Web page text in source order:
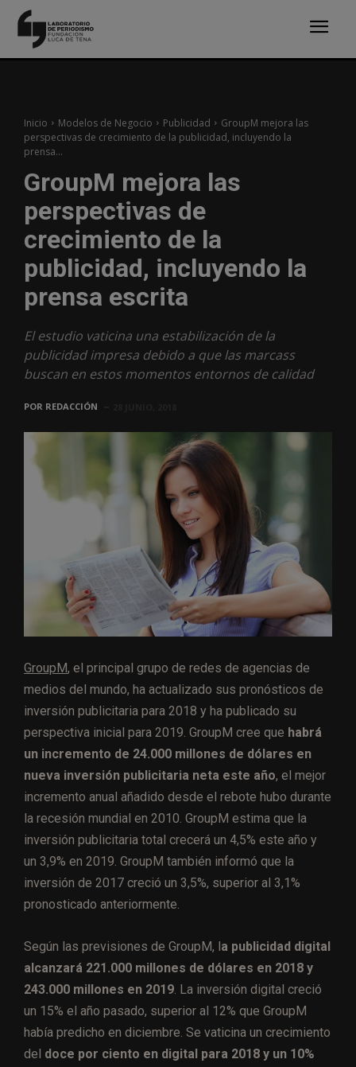
Inicio Modelos de Negocio Publicidad
GroupM mejora las
perspectivas de crecimiento de la publicidad, incluyendo la
prensa...
GroupM mejora las
perspectivas de
crecimiento de la
publicidad, incluyendo la
prensa escrita
El estudio vaticina una estabilización de la
publicidad impresa debido a que las marcass
buscan en estos momentos entornos de calidad
POR REDACCIÓN
GroupM, el principal grupo de redes de agencias de
medios del mundo, ha actualizado sus pronósticos de
inversión publicitaria para 2018 y ha publicado su
perspectiva inicial para 2019. GroupM cree que habrá
un incremento de 24.000 millones de dólares en
nueva inversión publicitaria neta este año, el mejor
incremento anual añadido desde el rebote hubo durante
la recesión mundial en 2010. GroupM estima que la
inversión publicitaria total crecerá un 4,5% este año y
un 3,9% en 2019. GroupM también informó que la
inversión de 2017 creció un 3,5%, superior al 3,1%
pronosticado anteriormente.
Según las previsiones de GroupM, l a publicidad digital
alcanzará 221.000 millones de dólares en 2018 y
243.000 millones en 2019. La inversión digital creció
un 15% el año pasado, superior al 12% que GroupM
había predicho en diciembre. Se vaticina un crecimiento
del doce por ciento en digital para 2018 y un 10%